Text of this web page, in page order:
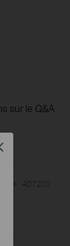
sur le Q&A
407202